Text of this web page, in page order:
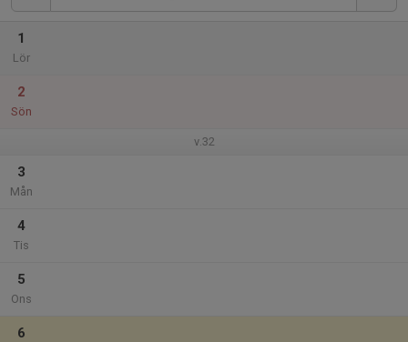
1
Lör
2
Sön
v.32
3
Mån
4
Tis
5
Ons
6